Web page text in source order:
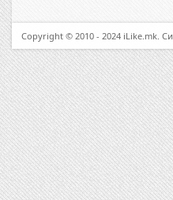
Copyright © 2010 - 2024 iLike.mk.